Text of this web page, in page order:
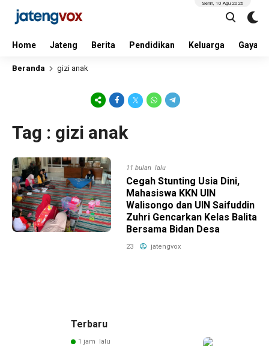
Home Jateng Berita Pendidikan Keluarga Gaya
Senin, 10 Agu 2026
Beranda gizi anak
Tag : gizi anak
11 bulan lalu
Cegah Stunting Usia Dini,
Mahasiswa KKN UIN
Walisongo dan UIN Saifuddin
Zuhri Gencarkan Kelas Balita
Bersama Bidan Desa
23 jatengvox
Terbaru
1 jam lalu